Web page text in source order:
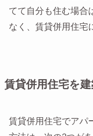
てて自分も住む場合
なく、賃貸併用住宅
賃貸併用住宅を
賃貸併用住宅でアパ